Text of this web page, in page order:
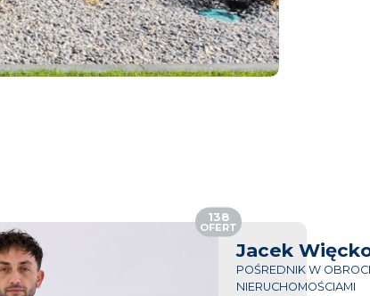
Jacek
POŚREDNIK W
NIERUCHOMOŚCIAMI
138
OFERT